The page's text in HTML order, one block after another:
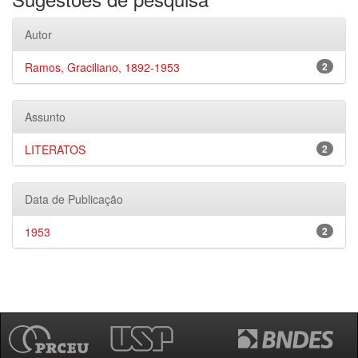
Autor
2
Ramos, Graciliano, 1892-1953
Assunto
2
LITERATOS
Data de Publicação
2
1953